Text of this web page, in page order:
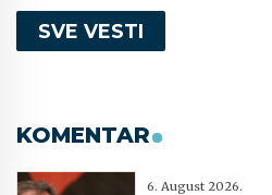
SVE VESTI
KOMENTAR
6. August 2026.